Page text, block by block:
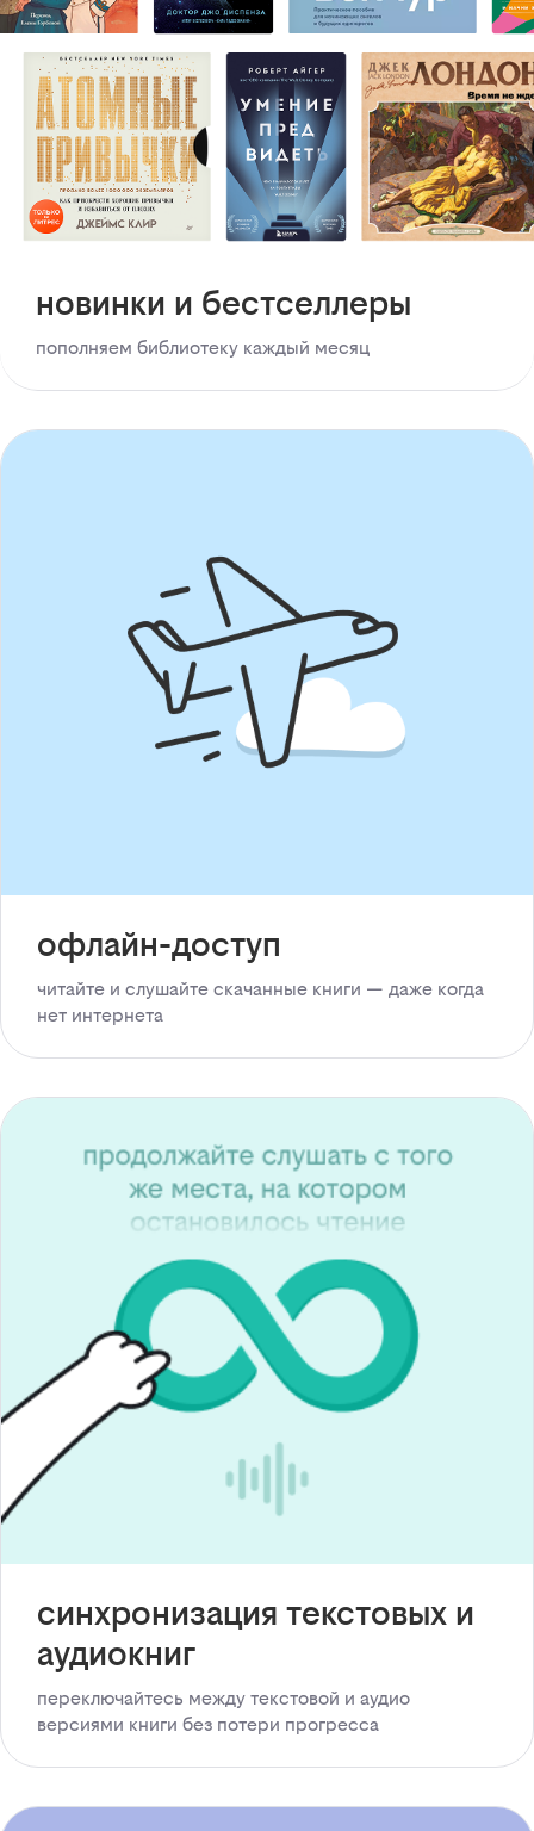
новинки и бестселлеры
пополняем библиотеку каждый месяц
офлайн-доступ
читайте и слушайте скачанные книги — даже когда
нет интернета
синхронизация текстовых и
аудиокниг
переключайтесь между текстовой и аудио
версиями книги без потери прогресса